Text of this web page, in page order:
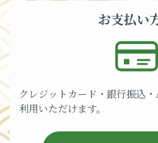
お支払い
クレジットカード・銀行振込
利用いただけます。